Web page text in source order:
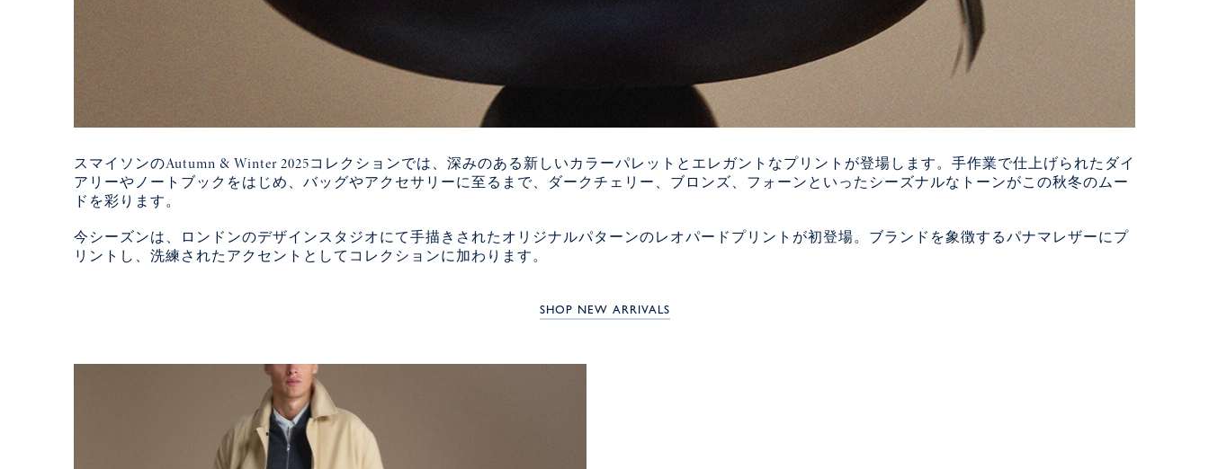
スマイソンのAutumn & Winter 2025コレクションでは、深みのある新しいカラーパレットとエレガントなプリントが登場します。手作業で仕上げられたダイ
アリーやノートブックをはじめ、バッグやアクセサリーに至るまで、ダークチェリー、ブロンズ、フォーンといったシーズナルなトーンがこの秋冬のムー
ドを彩ります。
今シーズンは、ロンドンのデザインスタジオにて手描きされたオリジナルパターンのレオパードプリントが初登場。ブランドを象徴するパナマレザーにプ
リントし、洗練されたアクセントとしてコレクションに加わります。
SHOP NEW ARRIVALS